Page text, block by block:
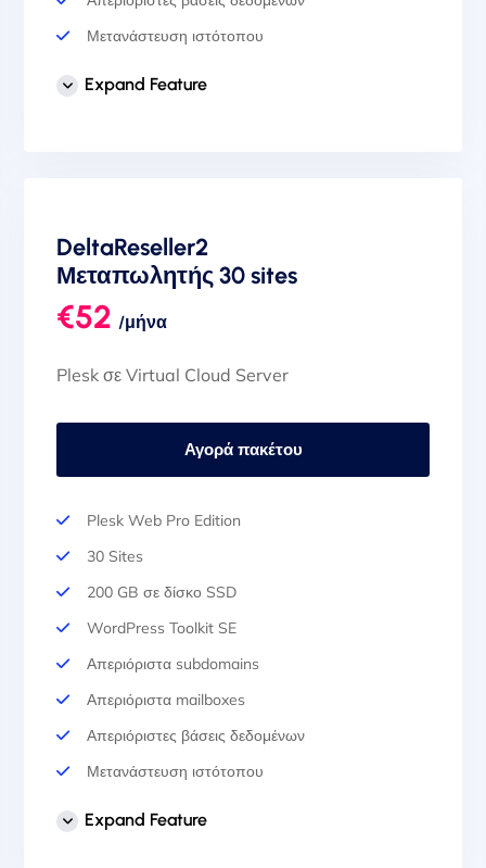
Μετανάστευση ιστότοπου
Expand Feature
DeltaReseller2
Μεταπωλητής 30 sites
€52 /μήνα
Plesk σε Virtual Cloud Server
Αγορά πακέτου
Plesk Web Pro Edition
30 Sites
200 GB σε δίσκο SSD
WordPress Toolkit SE
Απεριόριστα subdomains
Απεριόριστα mailboxes
Απεριόριστες βάσεις δεδομένων
Μετανάστευση ιστότοπου
Expand Feature